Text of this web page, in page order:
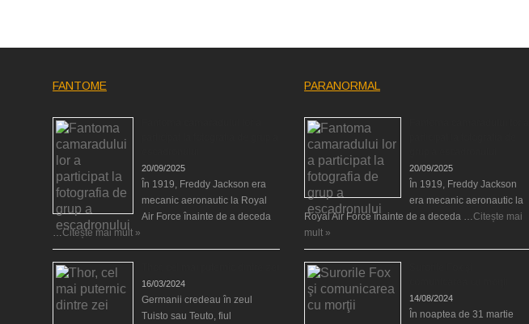
FANTOME
20/09/2025
În 1919, Freddy Jackson era
mecanic aeronautic la Royal
Air Force înainte de a deceda
…Citește mai mult »
16/03/2024
Germanii credeau în zeul
Tuisto sau Teuto, fiul
PARANORMAL
20/09/2025
În 1919, Freddy Jackson
era mecanic aeronautic la
Royal Air Force înainte de a deceda …Citește mai
mult »
14/08/2024
În noaptea de 31 martie